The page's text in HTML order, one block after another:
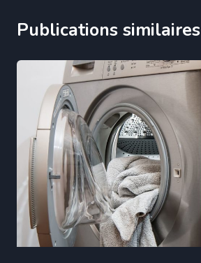
Publications similaires